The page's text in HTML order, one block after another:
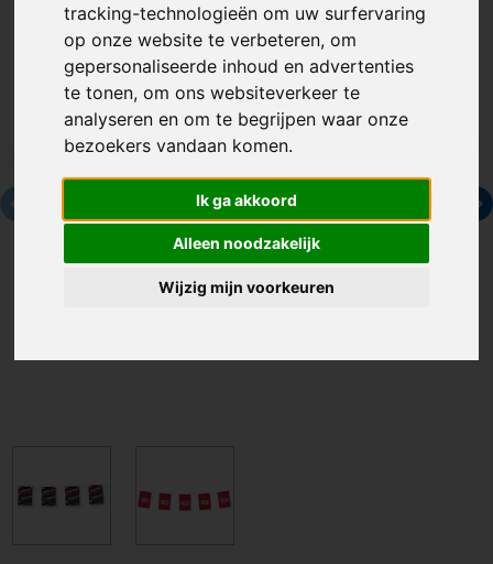
tracking-technologieën om uw surfervaring
op onze website te verbeteren, om
gepersonaliseerde inhoud en advertenties
te tonen, om ons websiteverkeer te
analyseren en om te begrijpen waar onze
bezoekers vandaan komen.
Ik ga akkoord
Alleen noodzakelijk
Wijzig mijn voorkeuren